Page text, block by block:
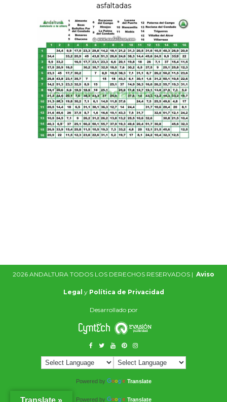
asfaltadas
2026 ANDALTURA TODOS LOS DERECHOS RESERVADOS | Aviso
Legal y Política de Privacidad
Desarrollado por
Powered by Translate
Powered by Translate
Translate »